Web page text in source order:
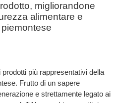
migliorandone
alimentare e
più rappresentativi della
Frutto di un sapere
e strettamente legato ai